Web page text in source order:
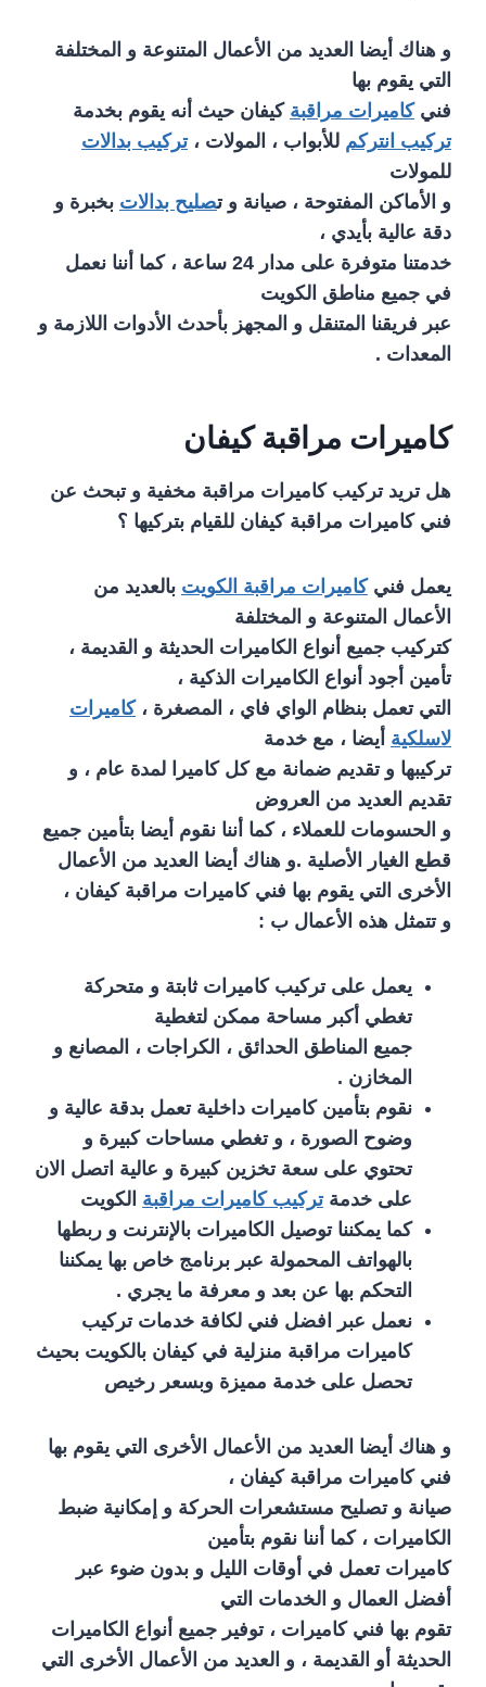
و هناك أيضا العديد من الأعمال المتنوعة و المختلفة
التي يقوم بها
فنيكاميرات مراقبة كيفان حيث أنه يقوم بخدمة
تركيب انتركم للأبواب ، المولات ،تركيب بدالات
للمولات
و الأماكن المفتوحة ، صيانة و تصليح بدالات بخبرة و
دقة عالية بأيدي ،
خدمتنا متوفرة على مدار 24 ساعة ، كما أننا نعمل
في جميع مناطق الكويت
عبر فريقنا المتنقل و المجهز بأحدث الأدوات اللازمة و
المعدات .
كاميرات مراقبة كيفان
هل تريد تركيب كاميرات مراقبة مخفية و تبحث عن
فني كاميرات مراقبة كيفان للقيام بتركيها ؟
يعمل فنيكاميرات مراقبة الكويت بالعديد من
الأعمال المتنوعة و المختلفة
كتركيب جميع أنواع الكاميرات الحديثة و القديمة ،
تأمين أجود أنواع الكاميرات الذكية ،
التي تعمل بنظام الواي فاي ، المصغرة ،كاميرات
لاسلكية أيضا ، مع خدمة
تركيبها و تقديم ضمانة مع كل كاميرا لمدة عام ، و
تقديم العديد من العروض
و الحسومات للعملاء ، كما أننا نقوم أيضا بتأمين جميع
قطع الغيار الأصلية .و هناك أيضا العديد من الأعمال
الأخرى التي يقوم بها فني كاميرات مراقبة كيفان ،
و تتمثل هذه الأعمال ب :
يعمل على تركيب كاميرات ثابتة و متحركة
تغطي أكبر مساحة ممكن لتغطية
جميع المناطق الحدائق ، الكراجات ، المصانع و
المخازن .
نقوم بتأمين كاميرات داخلية تعمل بدقة عالية و
وضوح الصورة ، و تغطي مساحات كبيرة و
تحتوي على سعة تخزين كبيرة و عالية اتصل الان
على خدمةتركيب كاميرات مراقبة الكويت
كما يمكننا توصيل الكاميرات بالإنترنت و ربطها
بالهواتف المحمولة عبر برنامج خاص بها يمكننا
التحكم بها عن بعد و معرفة ما يجري .
نعمل عبر افضل فني لكافة خدمات تركيب
كاميرات مراقبة منزلية في كيفان بالكويت بحيث
تحصل على خدمة مميزة وبسعر رخيص
و هناك أيضا العديد من الأعمال الأخرى التي يقوم بها
فني كاميرات مراقبة كيفان ،
صيانة و تصليح مستشعرات الحركة و إمكانية ضبط
الكاميرات ، كما أننا نقوم بتأمين
كاميرات تعمل في أوقات الليل و بدون ضوء عبر
أفضل العمال و الخدمات التي
تقوم بها فني كاميرات ، توفير جميع أنواع الكاميرات
الحديثة أو القديمة ، و العديد من الأعمال الأخرى التي